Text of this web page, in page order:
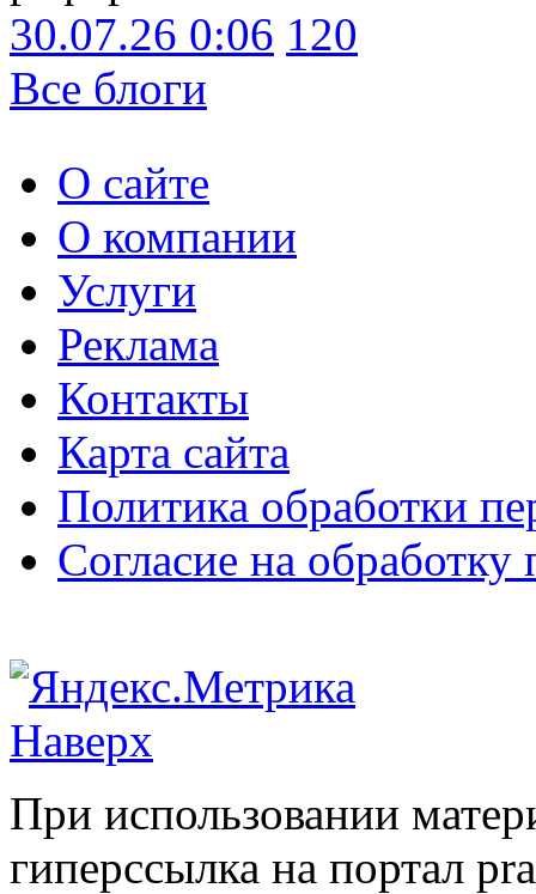
30.07.26 0:06 120
Все блоги
О сайте
О компании
Услуги
Реклама
Контакты
Карта сайта
Политика обработки
Согласие на
Наверх
При использовании
гиперссылка на портал